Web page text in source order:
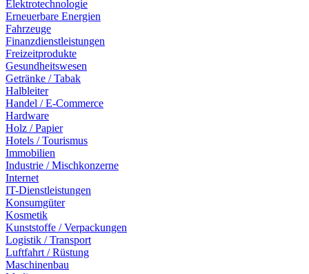
Elektrotechnologie
Erneuerbare Energien
Fahrzeuge
Finanzdienstleistungen
Freizeitprodukte
Gesundheitswesen
Getränke / Tabak
Halbleiter
Handel / E-Commerce
Hardware
Holz / Papier
Hotels / Tourismus
Immobilien
Industrie / Mischkonzerne
Internet
IT-Dienstleistungen
Konsumgüter
Kosmetik
Kunststoffe / Verpackungen
Logistik / Transport
Luftfahrt / Rüstung
Maschinenbau